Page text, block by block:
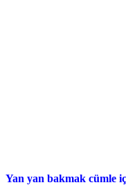
Yan yan bakmak cümle